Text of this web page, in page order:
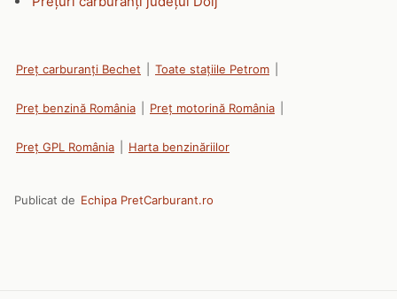
Preț carburanți Bechet Toate stațiile Petrom
Preț benzină România Preț motorină România
Preț GPL România Harta benzinăriilor
Publicat de Echipa PretCarburant.ro